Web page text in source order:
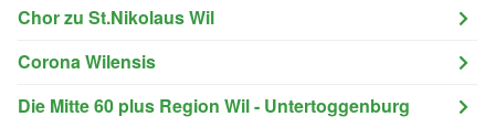
Chor zu St.Nikolaus Wil
Corona Wilensis
Die Mitte 60 plus Region Wil - Untertoggenburg